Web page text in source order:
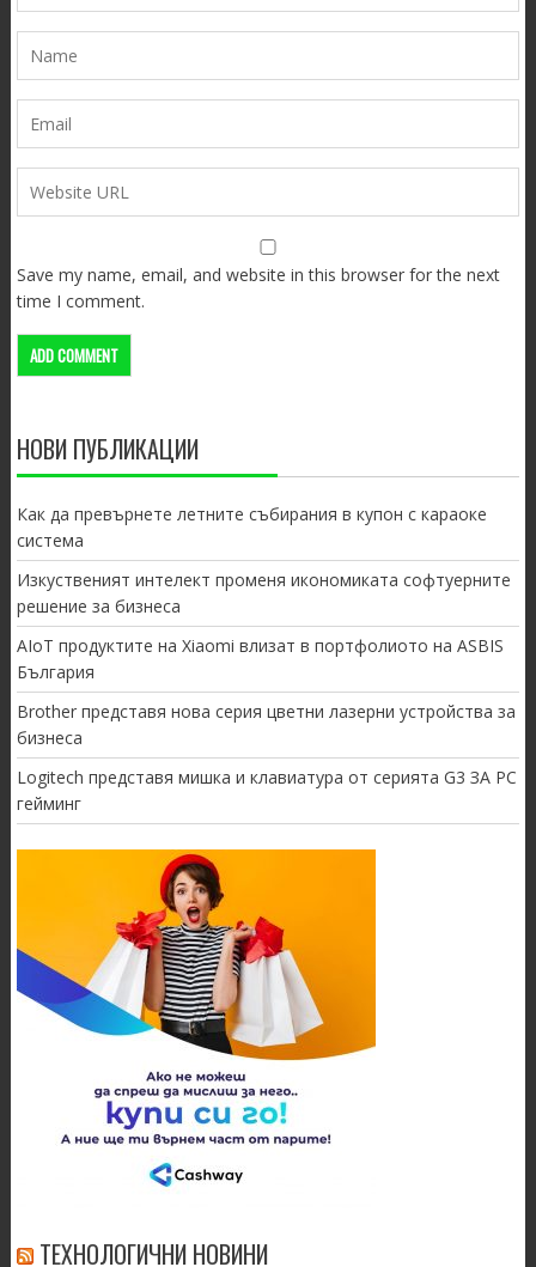
Save my name, email, and website in this browser for the next
time I comment.
НОВИ ПУБЛИКАЦИИ
Как да превърнете летните събирания в купон с караоке
система
Изкуственият интелект променя икономиката софтуерните
решение за бизнеса
AIoT продуктите на Xiaomi влизат в портфолиото на ASBIS
България
Brother представя нова серия цветни лазерни устройства за
бизнеса
Logitech представя мишка и клавиатура от серията G3 ЗА PC
гейминг
ТЕХНОЛОГИЧНИ НОВИНИ